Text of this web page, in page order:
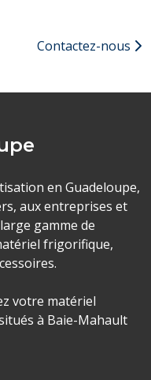
Contactez-nous
en Guadeloupe,
aux entreprises et
gamme de
frigorifique,
votre matériel
à Baie-Mahault